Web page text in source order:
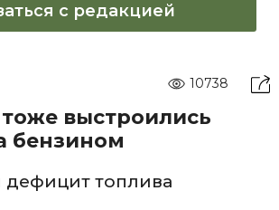
с редакцией
10738
выстроились
бензином
дефицит топлива